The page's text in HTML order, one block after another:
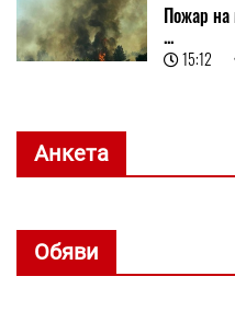
Пожар на
...
15:12
Анкета
Обяви